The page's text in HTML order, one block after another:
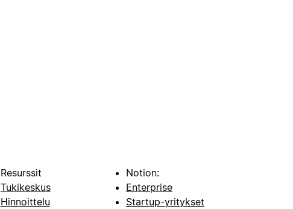
Resurssit
Tukikeskus
Hinnoittelu
Notion:
Enterprise
Startup-yritykset